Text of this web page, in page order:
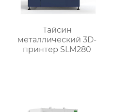
Тайсин
металлический 3D-
принтер SLM280